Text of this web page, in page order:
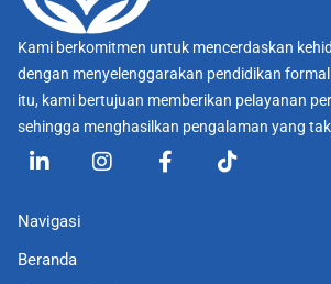
Kami berkomitmen untuk mencerdaskan
dengan menyelenggarakan pendidikan
itu, kami bertujuan memberikan pelayanan
sehingga menghasilkan pengalaman yang
L
i
k
d
I
n
F
a
T
i
Navigasi
Beranda